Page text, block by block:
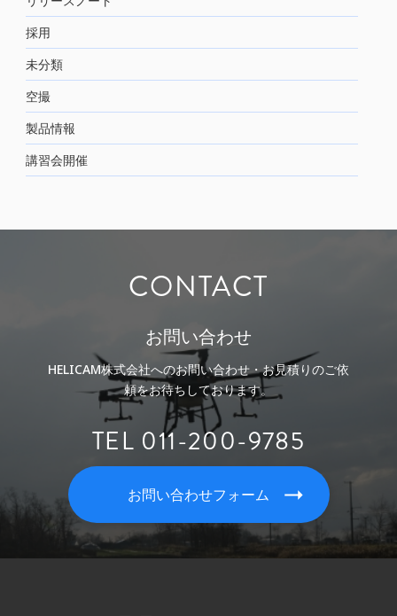
採用
未分類
空撮
製品情報
講習会開催
CONTACT
お問い合わせ
HELICAM株式会社へのお問い合わせ・お見積りのご依
頼をお待ちしております。
TEL 011-200-9785
お問い合わせフォーム